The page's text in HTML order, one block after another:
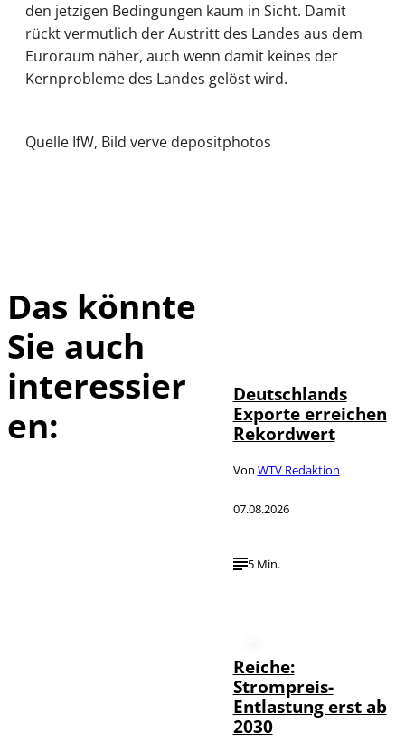
den jetzigen Bedingungen kaum in Sicht. Damit
rückt vermutlich der Austritt des Landes aus dem
Euroraum näher, auch wenn damit keines der
Kernprobleme des Landes gelöst wird.
Quelle IfW, Bild verve depositphotos
Das könnte
Sie auch
interessier
en:
Deutschlands
Exporte erreichen
Rekordwert
Von WTV Redaktion
07.08.2026
5 Min.
Reiche:
Strompreis-
Entlastung erst ab
2030